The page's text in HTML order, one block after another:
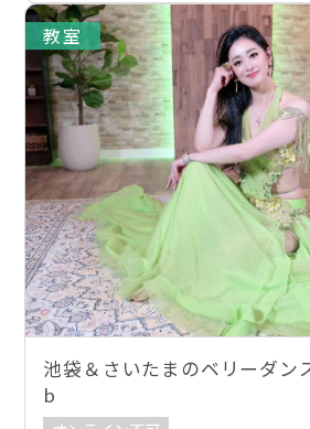
教室
池袋＆さいたまのベリーダン
b